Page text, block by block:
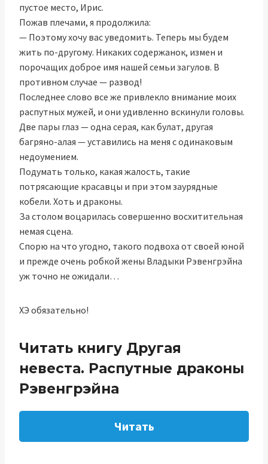
пустое место, Ирис.
Пожав плечами, я продолжила:
— Поэтому хочу вас уведомить. Теперь мы будем
жить по-другому. Никаких содержанок, измен и
порочащих доброе имя нашей семьи загулов. В
противном случае — развод!
Последнее слово все же привлекло внимание моих
распутных мужей, и они удивленно вскинули головы.
Две пары глаз — одна серая, как булат, другая
багряно-алая — уставились на меня с одинаковым
недоумением.
Подумать только, какая жалость, такие
потрясающие красавцы и при этом заурядные
кобели. Хоть и драконы.
За столом воцарилась совершенно восхитительная
немая сцена.
Спорю на что угодно, такого подвоха от своей юной
и прежде очень робкой жены Владыки Рэвенгрэйна
уж точно не ожидали…
ХЭ обязательно!
Читать книгу Другая
невеста. Распутные драконы
Рэвенгрэйна
Читать